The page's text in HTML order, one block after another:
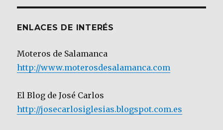
ENLACES DE INTERÉS
Moteros de Salamanca
http://www.moterosdesalamanca.com
El Blog de José Carlos
http://josecarlosiglesias.blogspot.com.es